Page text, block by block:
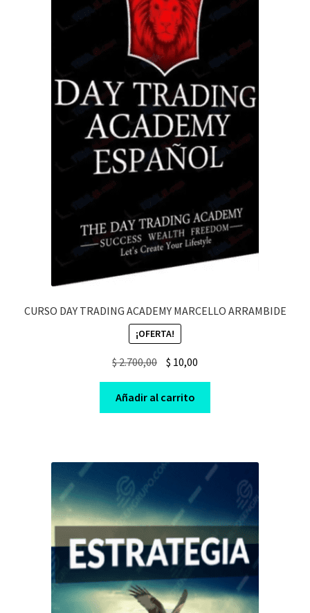
CURSO DAY TRADING ACADEMY MARCELLO ARRAMBIDE
¡OFERTA!
$2.700,00
Original
price
was:
$ 2.700,00.
$ 10,00Current
price
$ 10,00.
Añadir al carrito